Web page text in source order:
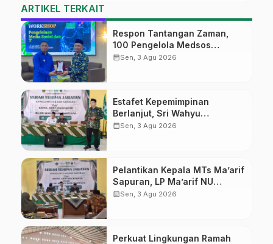
ARTIKEL TERKAIT
Respon Tantangan Zaman,
100 Pengelola Medsos
Sekolah Ma’arif Pekalongan
calendar_monthSen, 3 Agu 2026
Estafet Kepemimpinan
Berlanjut, Sri Wahyu
Susilowati Resmi Pimpin MTs
calendar_monthSen, 3 Agu 2026
Pelantikan Kepala MTs Ma’arif
Sapuran, LP Ma’arif NU
Wonosobo Tekankan Lima
calendar_monthSen, 3 Agu 2026
Perkuat Lingkungan Ramah